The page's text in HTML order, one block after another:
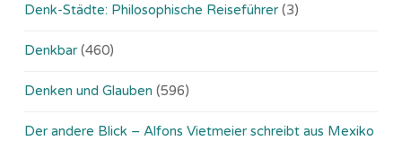
Denk-Städte: Philosophische Reiseführer (3)
Denkbar (460)
Denken und Glauben (596)
Der andere Blick – Alfons Vietmeier schreibt aus Mexiko